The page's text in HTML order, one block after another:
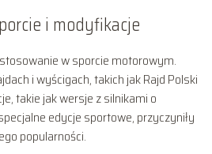
i modyfikacje
w sporcie motorowym.
i wyścigach, takich jak Rajd Polski
takie jak wersje z silnikami o
edycje sportowe, przyczyniły
popularności.